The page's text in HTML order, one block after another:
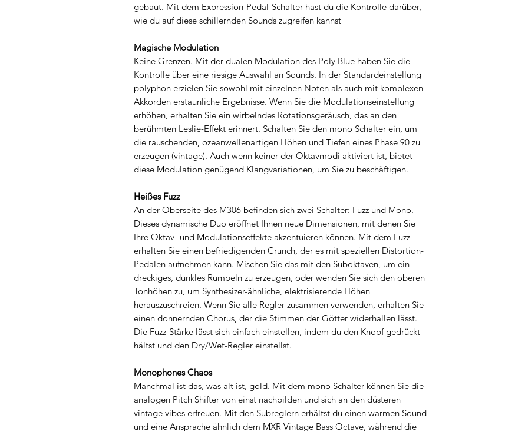
gebaut. Mit dem Expression-Pedal-Schalter hast du die Kontrolle darüber,
wie du auf diese schillernden Sounds zugreifen kannst
Magische Modulation
Keine Grenzen. Mit der dualen Modulation des Poly Blue haben Sie die
Kontrolle über eine riesige Auswahl an Sounds. In der Standardeinstellung
polyphon erzielen Sie sowohl mit einzelnen Noten als auch mit komplexen
Akkorden erstaunliche Ergebnisse. Wenn Sie die Modulationseinstellung
erhöhen, erhalten Sie ein wirbelndes Rotationsgeräusch, das an den
berühmten Leslie-Effekt erinnert. Schalten Sie den mono Schalter ein, um
die rauschenden, ozeanwellenartigen Höhen und Tiefen eines Phase 90 zu
erzeugen (vintage). Auch wenn keiner der Oktavmodi aktiviert ist, bietet
diese Modulation genügend Klangvariationen, um Sie zu beschäftigen.
Heißes Fuzz
An der Oberseite des M306 befinden sich zwei Schalter: Fuzz und Mono.
Dieses dynamische Duo eröffnet Ihnen neue Dimensionen, mit denen Sie
Ihre Oktav- und Modulationseffekte akzentuieren können. Mit dem Fuzz
erhalten Sie einen befriedigenden Crunch, der es mit speziellen Distortion-
Pedalen aufnehmen kann. Mischen Sie das mit den Suboktaven, um ein
dreckiges, dunkles Rumpeln zu erzeugen, oder wenden Sie sich den oberen
Tonhöhen zu, um Synthesizer-ähnliche, elektrisierende Höhen
herauszuschreien. Wenn Sie alle Regler zusammen verwenden, erhalten Sie
einen donnernden Chorus, der die Stimmen der Götter widerhallen lässt.
Die Fuzz-Stärke lässt sich einfach einstellen, indem du den Knopf gedrückt
hältst und den Dry/Wet-Regler einstellst.
Monophones Chaos
Manchmal ist das, was alt ist, gold. Mit dem mono Schalter können Sie die
analogen Pitch Shifter von einst nachbilden und sich an den düsteren
vintage vibes erfreuen. Mit den Subreglern erhältst du einen warmen Sound
und eine Ansprache ähnlich dem MXR Vintage Bass Octave, während die